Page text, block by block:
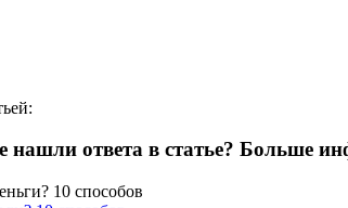
нашли ответа в статье? Больше